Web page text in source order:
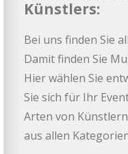
Künstlers:
Bei uns finden Sie
Damit finden Sie
Hier wählen Sie
Sie sich für Ihr
Arten von
aus allen